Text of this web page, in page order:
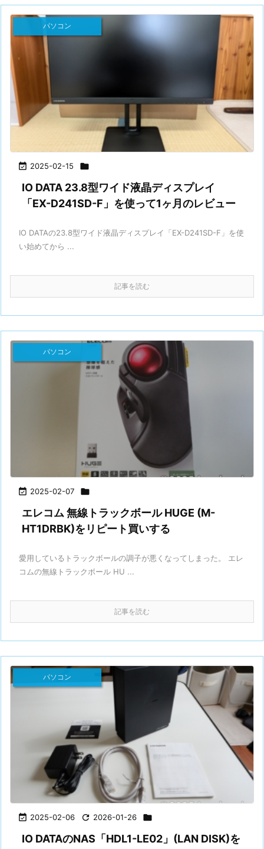
 2025-02-15 
パソコン
IO DATA 23.8型ワイド液晶ディスプレイ
「EX-D241SD-F」を使って1ヶ月のレビュー
IO DATAの23.8型ワイド液晶ディスプレイ「EX-D241SD-F」を使
い始めてから ...
記事を読む
 2025-02-07 
パソコン
エレコム 無線トラックボール HUGE (M-
HT1DRBK)をリピート買いする
愛用しているトラックボールの調子が悪くなってしまった。 エレ
コムの無線トラックボール HU ...
記事を読む
 2025-02-06  2026-01-26 
パソコン
IO DATAのNAS「HDL1-LE02」(LAN DISK)を